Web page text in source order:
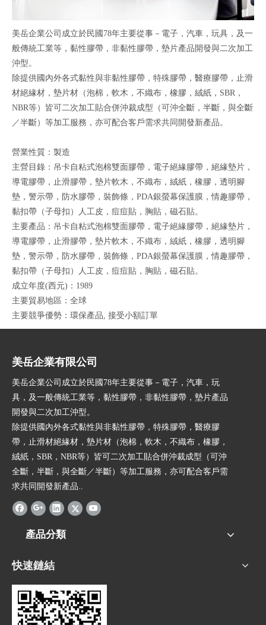
美岳企業公司成立於民國78年主要從事－電子，汽車，玩具，及一
般傳統工業等，黏性膠帶，非黏性膠帶，墊片產品開發與二次加工
沖型。
除提供國內外各式黏性與非黏性膠帶，特殊膠帶，醫療膠帶，止滑
材絕緣材，墊片材（泡棉，軟木，不織布，橡膠，絨紙，SBR，
NBR等）皆可二次加工貼合併沖裁成型（可沖全斷，半斷，與全斷
／半斷）等加工服務，亦可配合客戶需求共同開發新產品 。
營業性質：製造
主營目錄：吊卡自粘式泡棉雙面膠帶，電子絕緣膠帶，絕緣墊片，
導電膠帶，止滑膠帶，墊片軟木，不織布，絨紙，橡膠，透明腳
墊，警示帶，防水膠帶，裝飾條，PDA銀螢幕保護膜，情趣膠帶，
黏扣帶（子母扣）人工皮，痘痘貼，胸貼，磁石貼。
主要產品：吊卡自粘式泡棉雙面膠帶，電子絕緣膠帶，絕緣墊片，
導電膠帶，止滑膠帶，墊片軟木，不織布，絨紙，橡膠，透明腳
墊，警示帶，防水膠帶，裝飾條，PDA銀螢幕保護膜，情趣膠帶，
黏扣帶（子母扣）人工皮，痘痘貼，胸貼，磁石貼。
成立年度(西元)：1989
主要貿易地區：全球
主要競爭優勢：環保產品, 接受小額訂單
美岳企業有限公司
美岳企業公司成立於民國78年主要從事－電子，汽車，玩
具，及一般傳統工業等，黏性膠帶，非黏性膠帶，墊片產品
開發與二次加工沖型。
除提供國內外各式黏性與非黏性膠帶，特殊膠帶，醫療膠
帶，止滑材絕緣材，墊片材（泡棉，軟木，不織布，橡膠，
絨紙，SBR，NBR等）皆可二次加工貼合併沖裁成型（可沖
全斷，半斷，與全斷／半斷）等加工服務，亦可配合客戶需
求共同開發新產品..
產品分類
快速鏈結